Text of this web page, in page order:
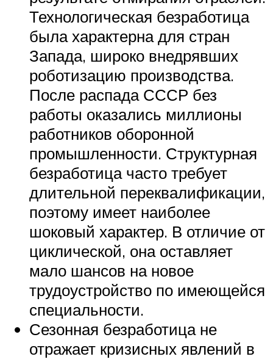
Технологическая безработица
была характерна для стран
Запада, широко внедрявших
роботизацию производства.
После распада СССР без
работы оказались миллионы
работников оборонной
промышленности. Структурная
безработица часто требует
длительной переквалификации,
поэтому имеет наиболее
шоковый характер. В отличие от
циклической, она оставляет
мало шансов на новое
трудоустройство по имеющейся
специальности.
Сезонная безработица не
отражает кризисных явлений в